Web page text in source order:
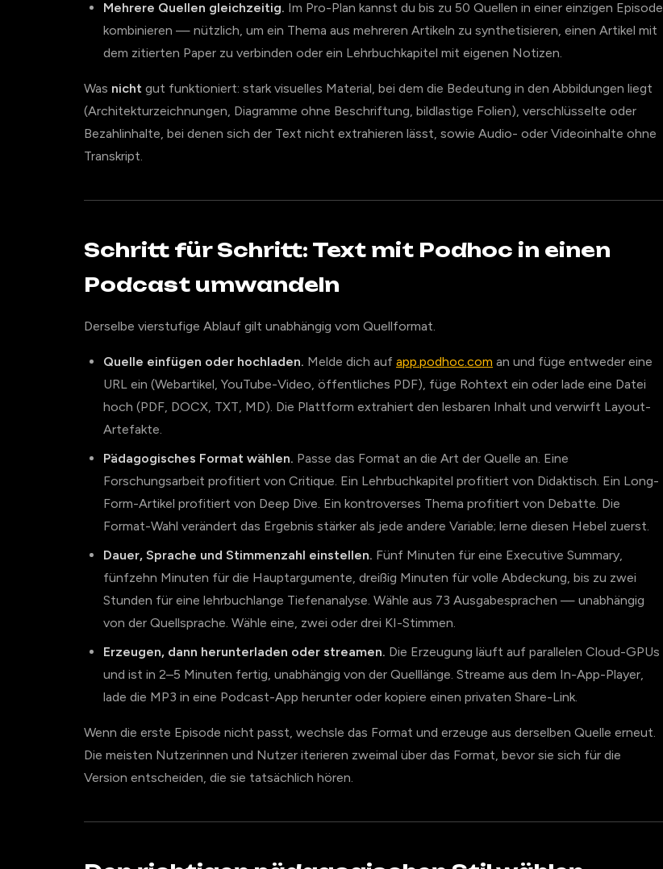
Mehrere Quellen gleichzeitig. Im Pro-Plan kannst du bis zu 50 Quellen in einer einzigen Episode
kombinieren — nützlich, um ein Thema aus mehreren Artikeln zu synthetisieren, einen Artikel mit
dem zitierten Paper zu verbinden oder ein Lehrbuchkapitel mit eigenen Notizen.
Was nicht gut funktioniert: stark visuelles Material, bei dem die Bedeutung in den Abbildungen liegt
(Architekturzeichnungen, Diagramme ohne Beschriftung, bildlastige Folien), verschlüsselte oder
Bezahlinhalte, bei denen sich der Text nicht extrahieren lässt, sowie Audio- oder Videoinhalte ohne
Transkript.
Schritt für Schritt: Text mit Podhoc in einen
Podcast umwandeln
Derselbe vierstufige Ablauf gilt unabhängig vom Quellformat.
Quelle einfügen oder hochladen. Melde dich auf app.podhoc.com an und füge entweder eine
URL ein (Webartikel, YouTube-Video, öffentliches PDF), füge Rohtext ein oder lade eine Datei
hoch (PDF, DOCX, TXT, MD). Die Plattform extrahiert den lesbaren Inhalt und verwirft Layout-
Artefakte.
Pädagogisches Format wählen. Passe das Format an die Art der Quelle an. Eine
Forschungsarbeit profitiert von Critique. Ein Lehrbuchkapitel profitiert von Didaktisch. Ein Long-
Form-Artikel profitiert von Deep Dive. Ein kontroverses Thema profitiert von Debatte. Die
Format-Wahl verändert das Ergebnis stärker als jede andere Variable; lerne diesen Hebel zuerst.
Dauer, Sprache und Stimmenzahl einstellen. Fünf Minuten für eine Executive Summary,
fünfzehn Minuten für die Hauptargumente, dreißig Minuten für volle Abdeckung, bis zu zwei
Stunden für eine lehrbuchlange Tiefenanalyse. Wähle aus 73 Ausgabesprachen — unabhängig
von der Quellsprache. Wähle eine, zwei oder drei KI-Stimmen.
Erzeugen, dann herunterladen oder streamen. Die Erzeugung läuft auf parallelen Cloud-GPUs
und ist in 2–5 Minuten fertig, unabhängig von der Quelllänge. Streame aus dem In-App-Player,
lade die MP3 in eine Podcast-App herunter oder kopiere einen privaten Share-Link.
Wenn die erste Episode nicht passt, wechsle das Format und erzeuge aus derselben Quelle erneut.
Die meisten Nutzerinnen und Nutzer iterieren zweimal über das Format, bevor sie sich für die
Version entscheiden, die sie tatsächlich hören.